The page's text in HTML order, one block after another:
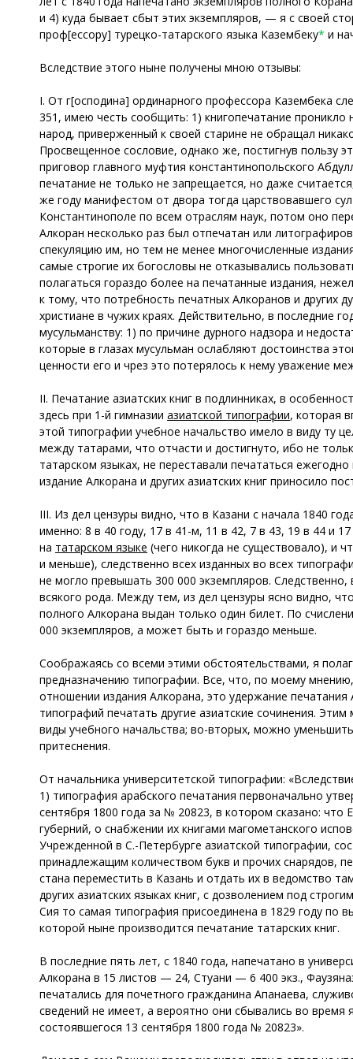
и 4) куда бывает сбыт этих экземпляров, — я с своей
проф[ессору] турецко-татарского языка Казембеку* и
Вследствие этого ныне получены мною отзывы:
I. От г[осподина] ординарного профессора Казембека
351, имею честь сообщить: 1) книгопечатание
народ, приверженный к своей старине не обращал
Просвещенное сословие, однако же, постигнув пользу
приговор главного муфтия константинопольского
печатание не только не запрещается, но даже
же году манифестом от двора тогда царствовавшего
Константинополе по всем отраслям наук, потом оно
Алкоран несколько раз был отпечатан или
спекуляцию им, но тем не менее многочисленные
самые строгие их богословы не отказывались
полагаться гораздо более на печатанные издания,
к тому, что потребность печатных Алкоранов и других
христиане в чужих краях. Действительно, в последние
мусульманству: 1) по причине дурного надзора и
которые в глазах мусульман ослабляют достоинства
ценности его и чрез это потерялось к нему уважение
II. Печатание азиатских книг в подлинниках, в
здесь при 1-й гимназии азиатской типографии, которая
этой типографии учебное начальство имело в виду ту
между татарами, что отчасти и достигнуто, ибо не
татарском языках, не переставали печататься
издание Алкорана и других азиатских книг приносило
III. Из дел цензуры видно, что в Казани с начала 1840
именно: 8 в 40 году, 17 в 41-м, 11 в 42, 7 в 43, 19 в 44 и
на татарском языке (чего никогда не существовало), и
и меньше), следственно всех изданных во всех
не могло превышать 300 000 экземпляров.
всякого рода. Между тем, из дел цензуры ясно видно,
полного Алкорана выдан только один билет. По
000 экземпляров, а может быть и гораздо меньше.
Соображаясь со всеми этими обстоятельствами, я
предназначению типографии. Все, что, по моему
отношении издания Алкорана, это удержание
типографий печатать другие азиатские сочинения.
виды учебного начальства; во-вторых, можно
притеснения.
От начальника университетской типографии:
1) типография арабского печатания первоначально
сентября 1800 года за № 20823, в котором сказано: что
губерний, о снабжении их книгами магометанского
Учрежденной в С.-Петербурге азиатской типографии,
принадлежащим количеством букв и прочих снарядов,
стана переместить в Казань и отдать их в ведомство
других азиатских языках книг, с дозволением под
Сия то самая типография присоединена в 1829 году по
которой ныне производится печатание татарских книг.
В последние пять лет, с 1840 года, напечатано в
Алкорана в 15 листов — 24, Стуани — 6 400 экз.,
печатались для почетного гражданина Апанаева,
сведений не имеет, а вероятно они сбывались во
состоявшегося 13 сентября 1800 года № 20823».